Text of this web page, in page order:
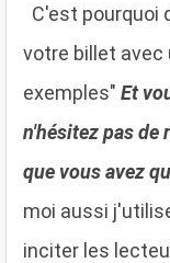
C'est pourquoi
votre billet avec
exemples" Et
n'hésitez pas de
que vous avez
moi aussi
inciter les